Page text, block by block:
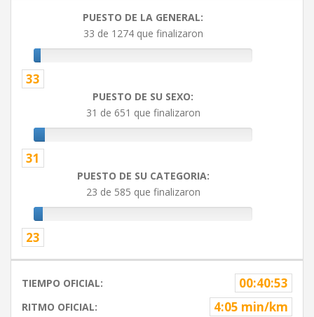
PUESTO DE LA GENERAL:
33 de 1274 que finalizaron
33
PUESTO DE SU SEXO:
31 de 651 que finalizaron
31
PUESTO DE SU CATEGORIA:
23 de 585 que finalizaron
23
TIEMPO OFICIAL: 00:40:53
RITMO OFICIAL: 4:05 min/km